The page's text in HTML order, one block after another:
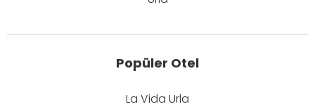
Popüler Otel
La Vida Urla